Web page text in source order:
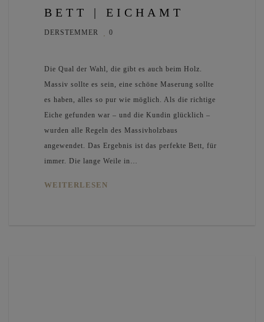
BETT | EICHAMT
DERSTEMMER 0
Die Qual der Wahl, die gibt es auch beim Holz.
Massiv sollte es sein, eine schöne Maserung sollte
es haben, alles so pur wie möglich. Als die richtige
Eiche gefunden war – und die Kundin glücklich –
wurden alle Regeln des Massivholzbaus
angewendet. Das Ergebnis ist das perfekte Bett, für
immer. Die lange Weile in…
WEITERLESEN